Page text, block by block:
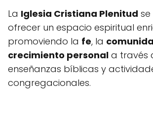
La Iglesia Cristiana Plenitud
ofrecer un espacio espiritual
promoviendo la fe, la
crecimiento personal a través
enseñanzas bíblicas y
congregacionales.